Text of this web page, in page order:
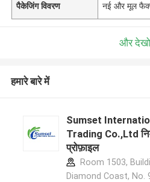
पैकेजिंग विवरण नई और मूल
और देखो
हमारे बारे में
Sumset
Trading Co.,Ltd
प्रोफ़ाइल
Room 1503,
Diamond Coast, No.